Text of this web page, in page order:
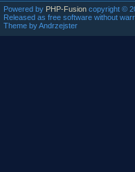
Powered by PHP-Fusion copyright ©
Released as free software without
Theme by Andrzejster